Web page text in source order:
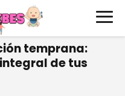
temprana:
de tus